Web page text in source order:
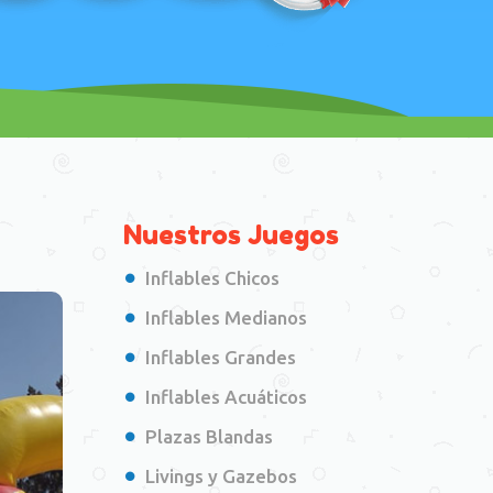
Nuestros Juegos
Inflables Chicos
Inflables Medianos
Inflables Grandes
Inflables Acuáticos
Plazas Blandas
Livings y Gazebos